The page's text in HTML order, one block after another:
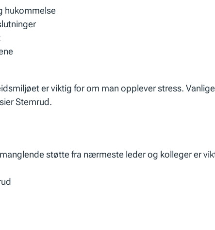
hukommelse
er viktig for om man opplever stress.
Stemrud.
støtte fra nærmeste leder og kolleger er